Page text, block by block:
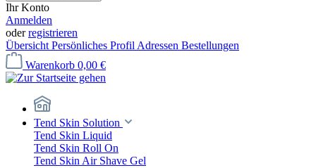
Ihr Konto
Anmelden
oderregistrieren
Übersicht Persönliches Profil Adressen Bestellungen
Warenkorb 0,00 €
Tend Skin Solution
Tend Skin Liquid
Tend Skin Roll On
Tend Skin Air Shave Gel